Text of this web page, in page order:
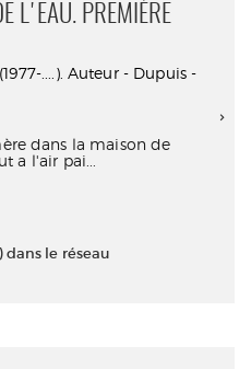
L'EAU. PREMIÈRE
....). Auteur - Dupuis -
dans la maison de
a l'air pai...
le réseau